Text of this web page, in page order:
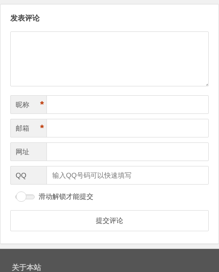
发表评论
昵称 *
邮箱 *
网址
QQ
滑动解锁才能提交
关于本站